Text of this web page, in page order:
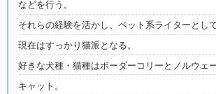
などを行う。
それらの経験を活かし、ペット系ライターとし
現在はすっかり猫派となる。
好きな犬種・猫種はボーダーコリーとノルウェ
キャット。